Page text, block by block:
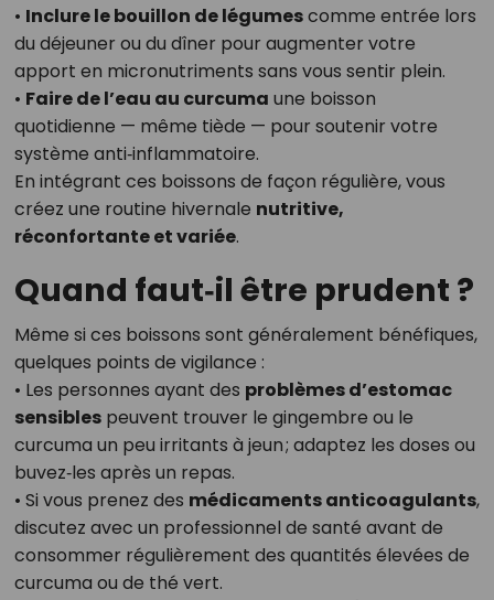
• Inclure le bouillon de légumescomme entrée lors
du déjeuner ou du dîner pour augmenter votre
apport en micronutriments sans vous sentir plein.
• Faire de l’eau au curcuma une boisson
quotidienne — même tiède — pour soutenir votre
système anti‑inflammatoire.
En intégrant ces boissons de façon régulière, vous
créez une routine hivernale nutritive,
réconfortante et variée.
Quand faut‑il être prudent ?
Même si ces boissons sont généralement bénéfiques,
quelques points de vigilance :
• Les personnes ayant des problèmes d’estomac
sensiblespeuvent trouver le gingembre ou le
curcuma un peu irritants à jeun ; adaptez les doses ou
buvez‑les après un repas.
• Si vous prenez des médicaments anticoagulants,
discutez avec un professionnel de santé avant de
consommer régulièrement des quantités élevées de
curcuma ou de thé vert.